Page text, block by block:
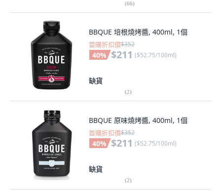
(66)
BBQUE 培根燒烤醬, 400ml, 1個
首購折扣價$352
40% $211 ($52.75/100ml)
缺貨
(2)
BBQUE 原味燒烤醬, 400ml, 1個
首購折扣價$352
40% $211 ($52.75/100ml)
缺貨
(2)